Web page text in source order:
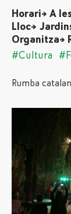
Horari→ A
Lloc→
Organitza→
#Cultura
Rumba